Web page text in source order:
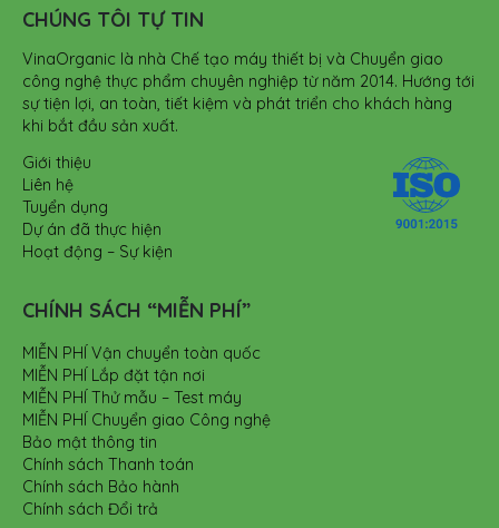
CHÚNG TÔI TỰ TIN
VinaOrganic là nhà Chế tạo máy thiết bị và Chuyển giao
công nghệ thực phẩm chuyên nghiệp từ năm 2014. Hướng tới
sự tiện lợi, an toàn, tiết kiệm và phát triển cho khách hàng
khi bắt đầu sản xuất.
Giới thiệu
Liên hệ
Tuyển dụng
Dự án đã thực hiện
Hoạt động – Sự kiện
CHÍNH SÁCH “MIỄN PHÍ”
MIỄN PHÍ Vận chuyển toàn quốc
MIỄN PHÍ Lắp đặt tận nơi
MIỄN PHÍ Thử mẫu – Test máy
MIỄN PHÍ Chuyển giao Công nghệ
Bảo mật thông tin
Chính sách Thanh toán
Chính sách Bảo hành
Chính sách Đổi trả